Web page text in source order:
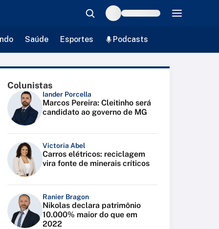
Saúde Esportes Podcasts
Colunistas
Iander Porcella
Marcos Pereira: Cleitinho será
candidato ao governo de MG
Victoria Abel
Carros elétricos: reciclagem
vira fonte de minerais críticos
Ranier Bragon
Nikolas declara patrimônio
10.000% maior do que em
2022